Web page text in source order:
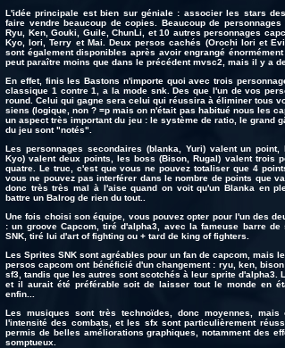
L'idée principale est bien sur géniale : associer les stars
faire vendre beaucoup de copies. Beaucoup de
Ryu, Ken, Gouki, Guile, ChunLi, et 10 autres personnages
Kyo, Iori, Terry et Mai. Deux persos cachés (Orochi Iori et
sont également disponibles après avoir engrangé
peut paraître moins que dans le précédent mvsc2, mais il y a
En effet, finis les Bastons n'importe quoi avec trois
classique 1 contre 1, a la mode snk. Des que l'un de vos
round. Celui qui gagne sera celui qui réussira à éliminer tous
siens (logique, non ? =p mais on n'était pas habitué nous les
un aspect très important du jeu : le système de ratio, le grand
du jeu sont "notés".
Les personnages secondaires (blanka, Yuri) valent un point,
Kyo) valent deux points, les boss (Bison, Rugal) valent trois
quatre. Le truc, c'est que vous ne pouvez totaliser que 4
vous ne pouvez pas interférer dans le nombre de points que
donc très très mal à l'aise quand on voit qu'un Blanka en
battre un Balrog de rien du tout..
Une fois choisi son équipe, vous pouvez opter pour l'un des
: un groove Capcom, tiré d'alpha3, avec la fameuse barre
SNK, tiré lui d'art of fighting ou + tard de king of fighters.
Les Sprites SNK sont agréables pour un fan de capcom, mais
persos capcom ont bénéficié d'un changement : ryu, ken,
sf3, tandis que les autres sont scotchés à leur sprite d'alpha3.
et il aurait été préférable soit de laisser tout le monde en
enfin...
Les musiques sont très technoïdes, donc moyennes,
l'intensité des combats, et les sfx sont particulièrement
permis de belles améliorations graphiques, notamment des
somptueux.